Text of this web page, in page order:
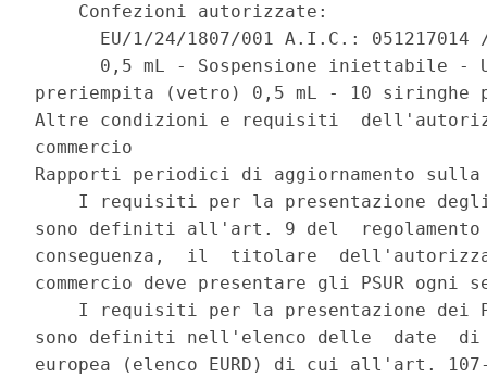
    Confezioni autorizzate:
EU/1/24/1807/001 A.I.C.: 051217014
0,5 mL - Sospensione iniettabile -
preriempita (vetro) 0,5 mL - 10 siringhe
Altre condizioni e requisiti
commercio
Rapporti periodici di aggiornamento sulla
I requisiti per la presentazione
sono definiti all'art. 9 del
conseguenza,  il  titolare
commercio deve presentare gli PSUR ogni
I requisiti per la presentazione dei
sono definiti nell'elenco delle  date
europea (elenco EURD) di cui all'art.